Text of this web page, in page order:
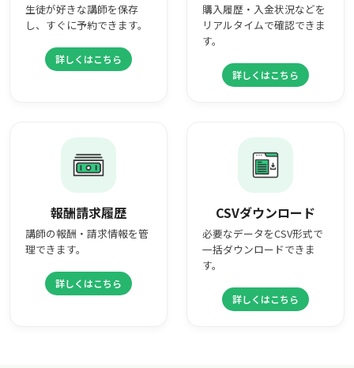
生徒が好きな講師を保存
し、すぐに予約できます。
詳しくはこちら
購入履歴・入金状況などを
リアルタイムで確認できま
す。
詳しくはこちら
報酬請求履歴
講師の報酬・請求情報を管
理できます。
詳しくはこちら
CSVダウンロード
必要なデータをCSV形式で
一括ダウンロードできま
す。
詳しくはこちら